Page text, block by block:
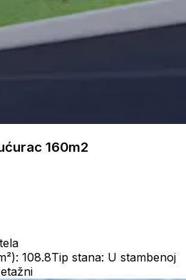
160m2
108.8Tip stana: U stambenoj